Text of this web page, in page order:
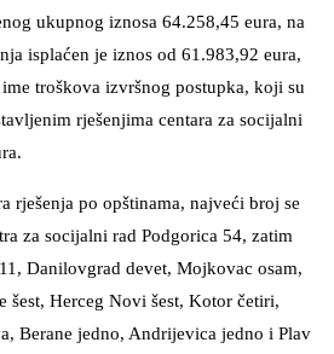
ukupnog iznosa 64.258,45 eura, na
isplaćen je iznos od 61.983,92 eura,
troškova izvršnog postupka, koji su
rješenjima centara za socijalni
rješenja po opštinama, najveći broj se
za socijalni rad Podgorica 54, zatim
Danilovgrad devet, Mojkovac osam,
šest, Herceg Novi šest, Kotor četiri,
Berane jedno, Andrijevica jedno i Plav